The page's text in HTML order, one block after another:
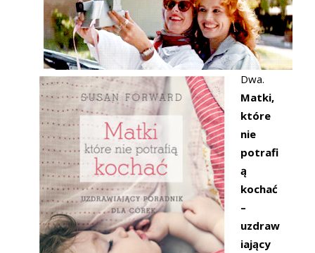
Dwa.
Matki,
które
nie
potrafi
ą
kochać
–
uzdraw
iający